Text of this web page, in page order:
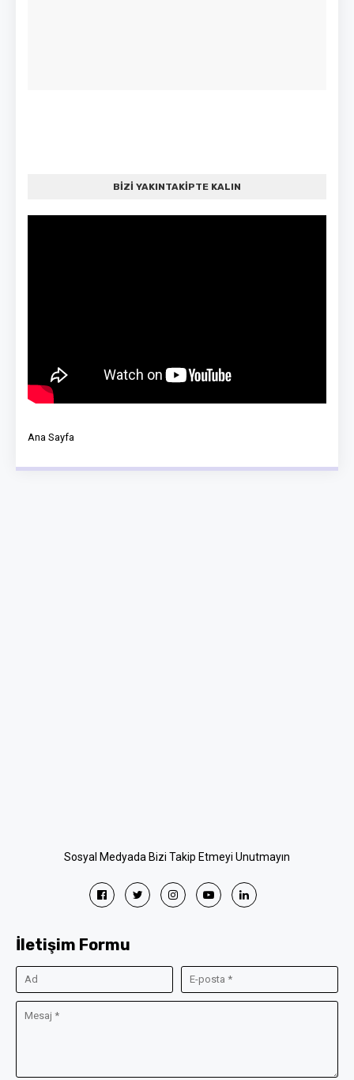
BİZİ YAKINTAKİPTE KALIN
Ana Sayfa
Sosyal Medyada Bizi Takip Etmeyi Unutmayın
İletişim Formu